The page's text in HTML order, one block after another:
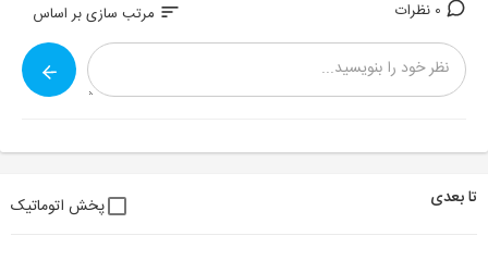
sort مرتب سازی بر اساس
تا بعدی پخش اتوماتیک